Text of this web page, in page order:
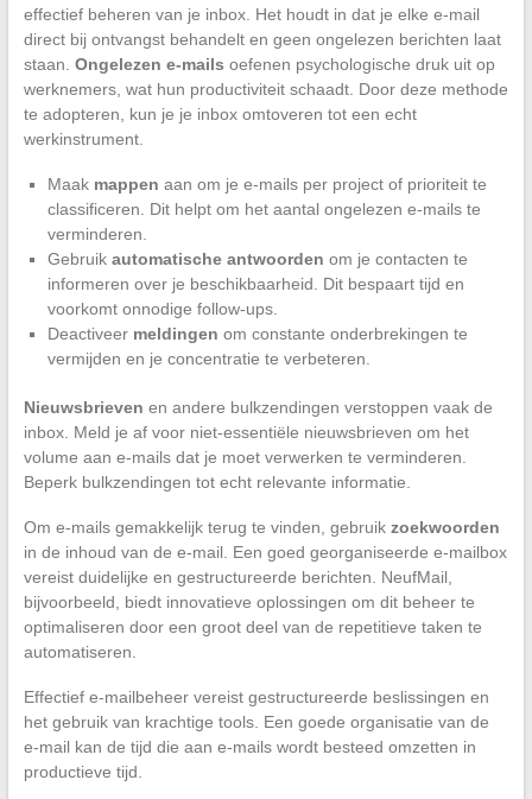
effectief beheren van je inbox. Het houdt in dat je elke e-mail
direct bij ontvangst behandelt en geen ongelezen berichten laat
staan. Ongelezen e-mails oefenen psychologische druk uit op
werknemers, wat hun productiviteit schaadt. Door deze methode
te adopteren, kun je je inbox omtoveren tot een echt
werkinstrument.
Maak mappen aan om je e-mails per project of prioriteit te
classificeren. Dit helpt om het aantal ongelezen e-mails te
verminderen.
Gebruik automatische antwoorden om je contacten te
informeren over je beschikbaarheid. Dit bespaart tijd en
voorkomt onnodige follow-ups.
Deactiveer meldingen om constante onderbrekingen te
vermijden en je concentratie te verbeteren.
Nieuwsbrieven en andere bulkzendingen verstoppen vaak de
inbox. Meld je af voor niet-essentiële nieuwsbrieven om het
volume aan e-mails dat je moet verwerken te verminderen.
Beperk bulkzendingen tot echt relevante informatie.
Om e-mails gemakkelijk terug te vinden, gebruik zoekwoorden
in de inhoud van de e-mail. Een goed georganiseerde e-mailbox
vereist duidelijke en gestructureerde berichten. NeufMail,
bijvoorbeeld, biedt innovatieve oplossingen om dit beheer te
optimaliseren door een groot deel van de repetitieve taken te
automatiseren.
Effectief e-mailbeheer vereist gestructureerde beslissingen en
het gebruik van krachtige tools. Een goede organisatie van de
e-mail kan de tijd die aan e-mails wordt besteed omzetten in
productieve tijd.